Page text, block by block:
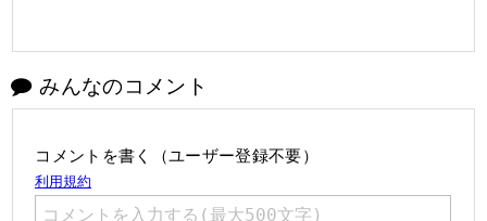
みんなのコメント
コメントを書く（ユーザー登録不要）